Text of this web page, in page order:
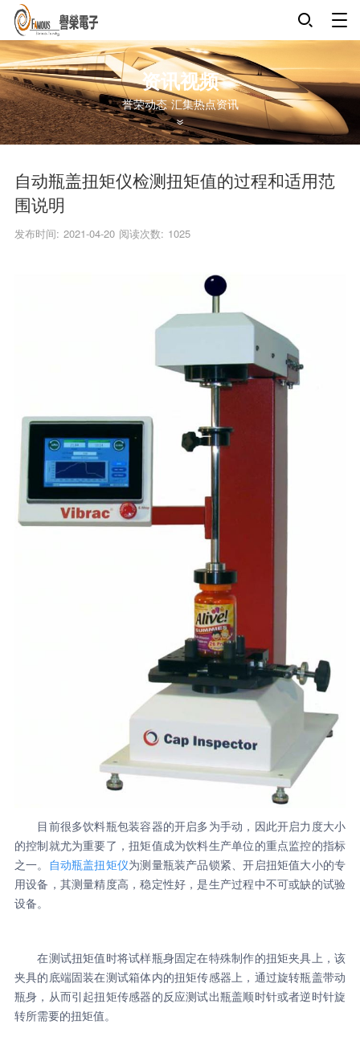
资讯视频
誉荣动态 汇集热点资讯
自动瓶盖扭矩仪检测扭矩值的过程和适用范
围说明
发布时间: 2021-04-20 阅读次数: 1025
目前很多饮料瓶包装容器的开启多为手动，因此开启力度大小
的控制就尤为重要了，扭矩值成为饮料生产单位的重点监控的指标
之一。 自动瓶盖扭矩仪为测量瓶装产品锁紧、开启扭矩值大小的专
用设备，其测量精度高，稳定性好，是生产过程中不可或缺的试验
设备。
在测试扭矩值时将试样瓶身固定在特殊制作的扭矩夹具上，该
夹具的底端固装在测试箱体内的扭矩传感器上，通过旋转瓶盖带动
瓶身，从而引起扭矩传感器的反应测试出瓶盖顺时针或者逆时针旋
转所需要的扭矩值。